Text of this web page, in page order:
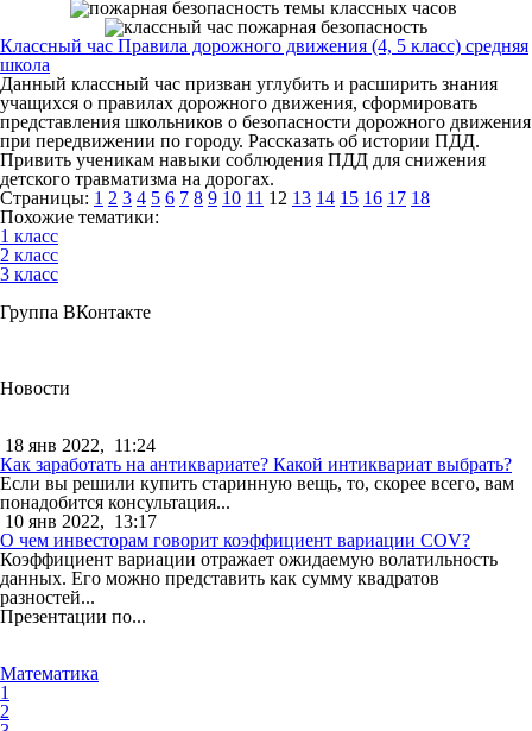
Классный час Правила дорожного движения (4, 5 класс) средняя
школа
Данный классный час призван углубить и расширить знания
учащихся о правилах дорожного движения, сформировать
представления школьников о безопасности дорожного движения
при передвижении по городу. Рассказать об истории ПДД.
Привить ученикам навыки соблюдения ПДД для снижения
детского травматизма на дорогах.
Страницы: 1 2 3 4 5 6 7 8 9 10 11 12 13 14 15 16 17 18
Похожие тематики:
1 класс
2 класс
3 класс
Группа ВКонтакте
Новости
18 янв 2022, 11:24
Как заработать на антиквариате? Какой интиквариат выбрать?
Если вы решили купить старинную вещь, то, скорее всего, вам
понадобится консультация...
10 янв 2022, 13:17
О чем инвесторам говорит коэффициент вариации COV?
Коэффициент вариации отражает ожидаемую волатильность
данных. Его можно представить как сумму квадратов
разностей...
Презентации по...
Математика
1
2